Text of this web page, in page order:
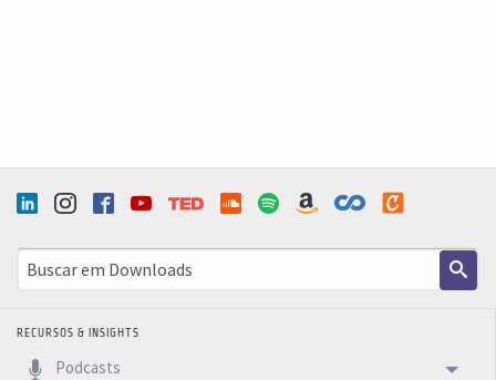
RECURSOS & INSIGHTS
Podcasts